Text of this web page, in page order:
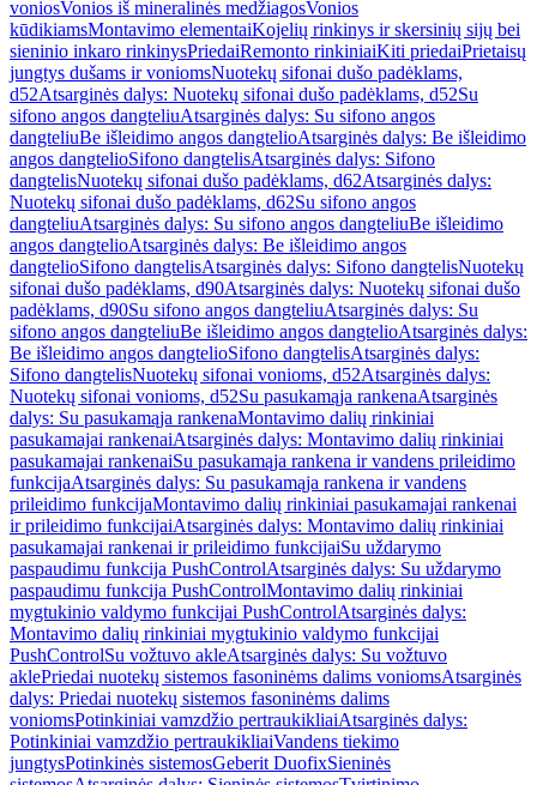
voniosVonios iš mineralinės medžiagosVonios
kūdikiamsMontavimo elementaiKojelių rinkinys ir skersinių sijų bei
sieninio inkaro rinkinysPriedaiRemonto rinkiniaiKiti priedaiPrietaisų
jungtys dušams ir voniomsNuotekų sifonai dušo padėklams,
d52Atsarginės dalys: Nuotekų sifonai dušo padėklams, d52Su
sifono angos dangteliuAtsarginės dalys: Su sifono angos
dangteliuBe išleidimo angos dangtelioAtsarginės dalys: Be išleidimo
angos dangtelioSifono dangtelisAtsarginės dalys: Sifono
dangtelisNuotekų sifonai dušo padėklams, d62Atsarginės dalys:
Nuotekų sifonai dušo padėklams, d62Su sifono angos
dangteliuAtsarginės dalys: Su sifono angos dangteliuBe išleidimo
angos dangtelioAtsarginės dalys: Be išleidimo angos
dangtelioSifono dangtelisAtsarginės dalys: Sifono dangtelisNuotekų
sifonai dušo padėklams, d90Atsarginės dalys: Nuotekų sifonai dušo
padėklams, d90Su sifono angos dangteliuAtsarginės dalys: Su
sifono angos dangteliuBe išleidimo angos dangtelioAtsarginės dalys:
Be išleidimo angos dangtelioSifono dangtelisAtsarginės dalys:
Sifono dangtelisNuotekų sifonai vonioms, d52Atsarginės dalys:
Nuotekų sifonai vonioms, d52Su pasukamąja rankenaAtsarginės
dalys: Su pasukamąja rankenaMontavimo dalių rinkiniai
pasukamajai rankenaiAtsarginės dalys: Montavimo dalių rinkiniai
pasukamajai rankenaiSu pasukamąja rankena ir vandens prileidimo
funkcijaAtsarginės dalys: Su pasukamąja rankena ir vandens
prileidimo funkcijaMontavimo dalių rinkiniai pasukamajai rankenai
ir prileidimo funkcijaiAtsarginės dalys: Montavimo dalių rinkiniai
pasukamajai rankenai ir prileidimo funkcijaiSu uždarymo
paspaudimu funkcija PushControlAtsarginės dalys: Su uždarymo
paspaudimu funkcija PushControlMontavimo dalių rinkiniai
mygtukinio valdymo funkcijai PushControlAtsarginės dalys:
Montavimo dalių rinkiniai mygtukinio valdymo funkcijai
PushControlSu vožtuvo akleAtsarginės dalys: Su vožtuvo
aklePriedai nuotekų sistemos fasoninėms dalims voniomsAtsarginės
dalys: Priedai nuotekų sistemos fasoninėms dalims
voniomsPotinkiniai vamzdžio pertraukikliaiAtsarginės dalys:
Potinkiniai vamzdžio pertraukikliaiVandens tiekimo
jungtysPotinkinės sistemosGeberit DuofixSieninės